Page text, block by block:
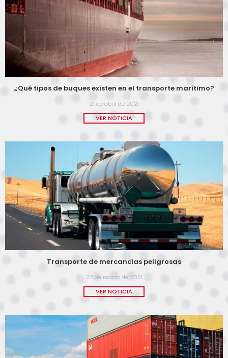
¿Qué tipos de buques existen en el transporte marítimo?
21 de abril de 2021
VER NOTICIA
Transporte de mercancías peligrosas
22 de marzo de 2021
VER NOTICIA